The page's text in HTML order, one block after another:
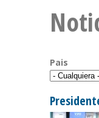
Pais